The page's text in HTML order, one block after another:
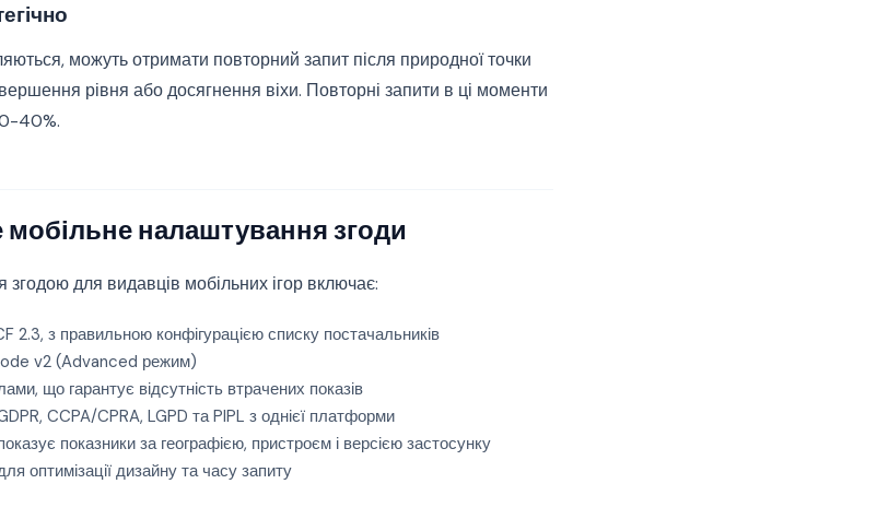
можуть отримати повторний запит після природної точки
рівня або досягнення віхи. Повторні запити в ці моменти
40%.
налаштування згоди
згодою для видавців мобільних ігор включає:
2.3, з правильною конфігурацією списку постачальників
v2 (Advanced режим)
що гарантує відсутність втрачених показів
CCPA/CPRA, LGPD та PIPL з однієї платформи
показники за географією, пристроєм і версією застосунку
оптимізації дизайну та часу запиту